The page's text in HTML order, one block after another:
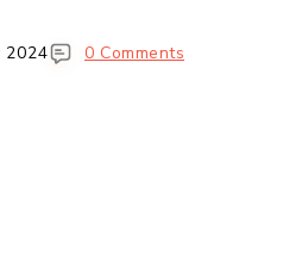
2024 0 Comments